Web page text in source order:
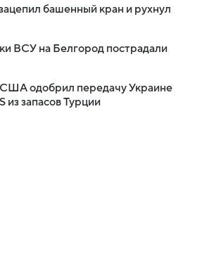
башенный кран и рухнул
ВСУ на Белгород пострадали
США одобрил передачу Украине
из запасов Турции